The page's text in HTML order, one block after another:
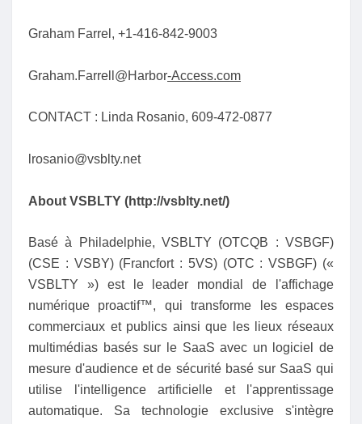
Graham Farrel, +1-416-842-9003
Graham.Farrell@Harbor-Access.com
CONTACT : Linda Rosanio, 609-472-0877
lrosanio@vsblty.net
About VSBLTY (http://vsblty.net/)
Basé à Philadelphie, VSBLTY (OTCQB : VSBGF)
(CSE : VSBY) (Francfort : 5VS) (OTC : VSBGF) («
VSBLTY ») est le leader mondial de l'affichage
numérique proactif™, qui transforme les espaces
commerciaux et publics ainsi que les lieux réseaux
multimédias basés sur le SaaS avec un logiciel de
mesure d'audience et de sécurité basé sur SaaS qui
utilise l'intelligence artificielle et l'apprentissage
automatique. Sa technologie exclusive s'intègre